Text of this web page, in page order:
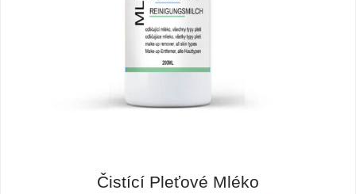
Čistící Pleťové Mléko